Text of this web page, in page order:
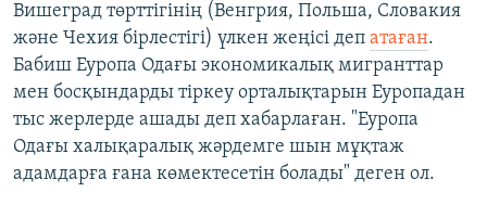
Вишеград төрттігінің (Венгрия, Польша, Словакия
және Чехия бірлестігі) үлкен жеңісі деп атаған.
Бабиш Еуропа Одағы экономикалық мигранттар
мен босқындарды тіркеу орталықтарын Еуропадан
тыс жерлерде ашады деп хабарлаған. "Еуропа
Одағы халықаралық жәрдемге шын мұқтаж
адамдарға ғана көмектесетін болады" деген ол.